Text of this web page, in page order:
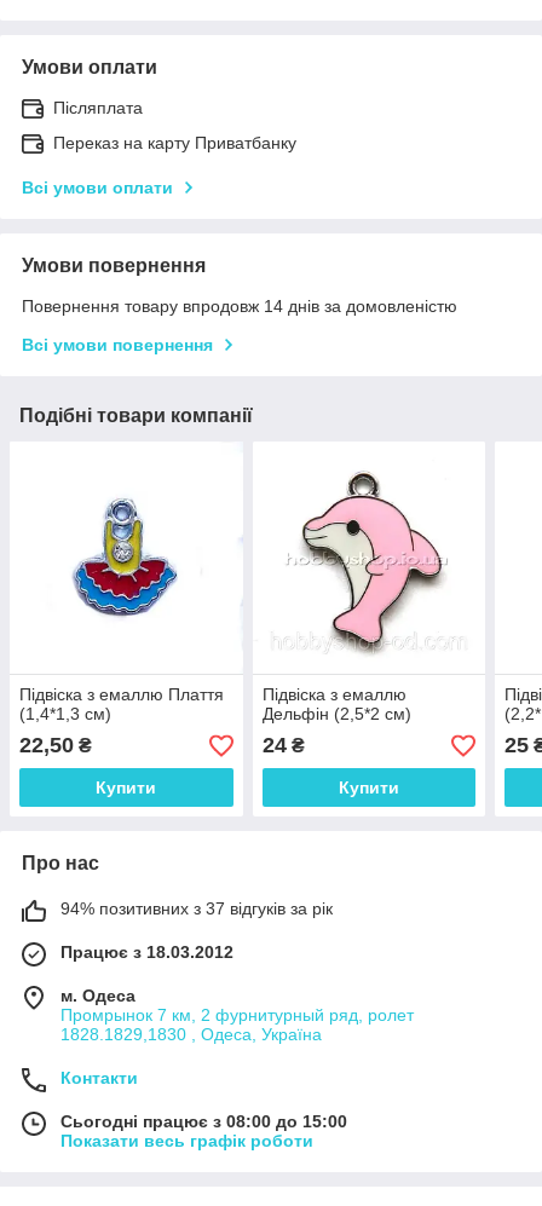
Умови оплати
Післяплата
Переказ на карту Приватбанку
Всі умови оплати
Умови повернення
Повернення товару впродовж 14 днів за домовленістю
Всі умови повернення
Подібні товари компанії
Підвіска з емаллю Плаття
(1,4*1,3 см)
22,50 ₴
Купити
Підвіска з емаллю
Дельфін (2,5*2 см)
24₴
Купити
25
Про нас
94% позитивних з 37 відгуків за рік
Працює з 18.03.2012
м. Одеса
Промрынок 7 км, 2 фурнитурный ряд, ролет
1828.1829,1830 , Одеса, Україна
Контакти
Сьогодні працює з 08:00 до 15:00
Показати весь графік роботи